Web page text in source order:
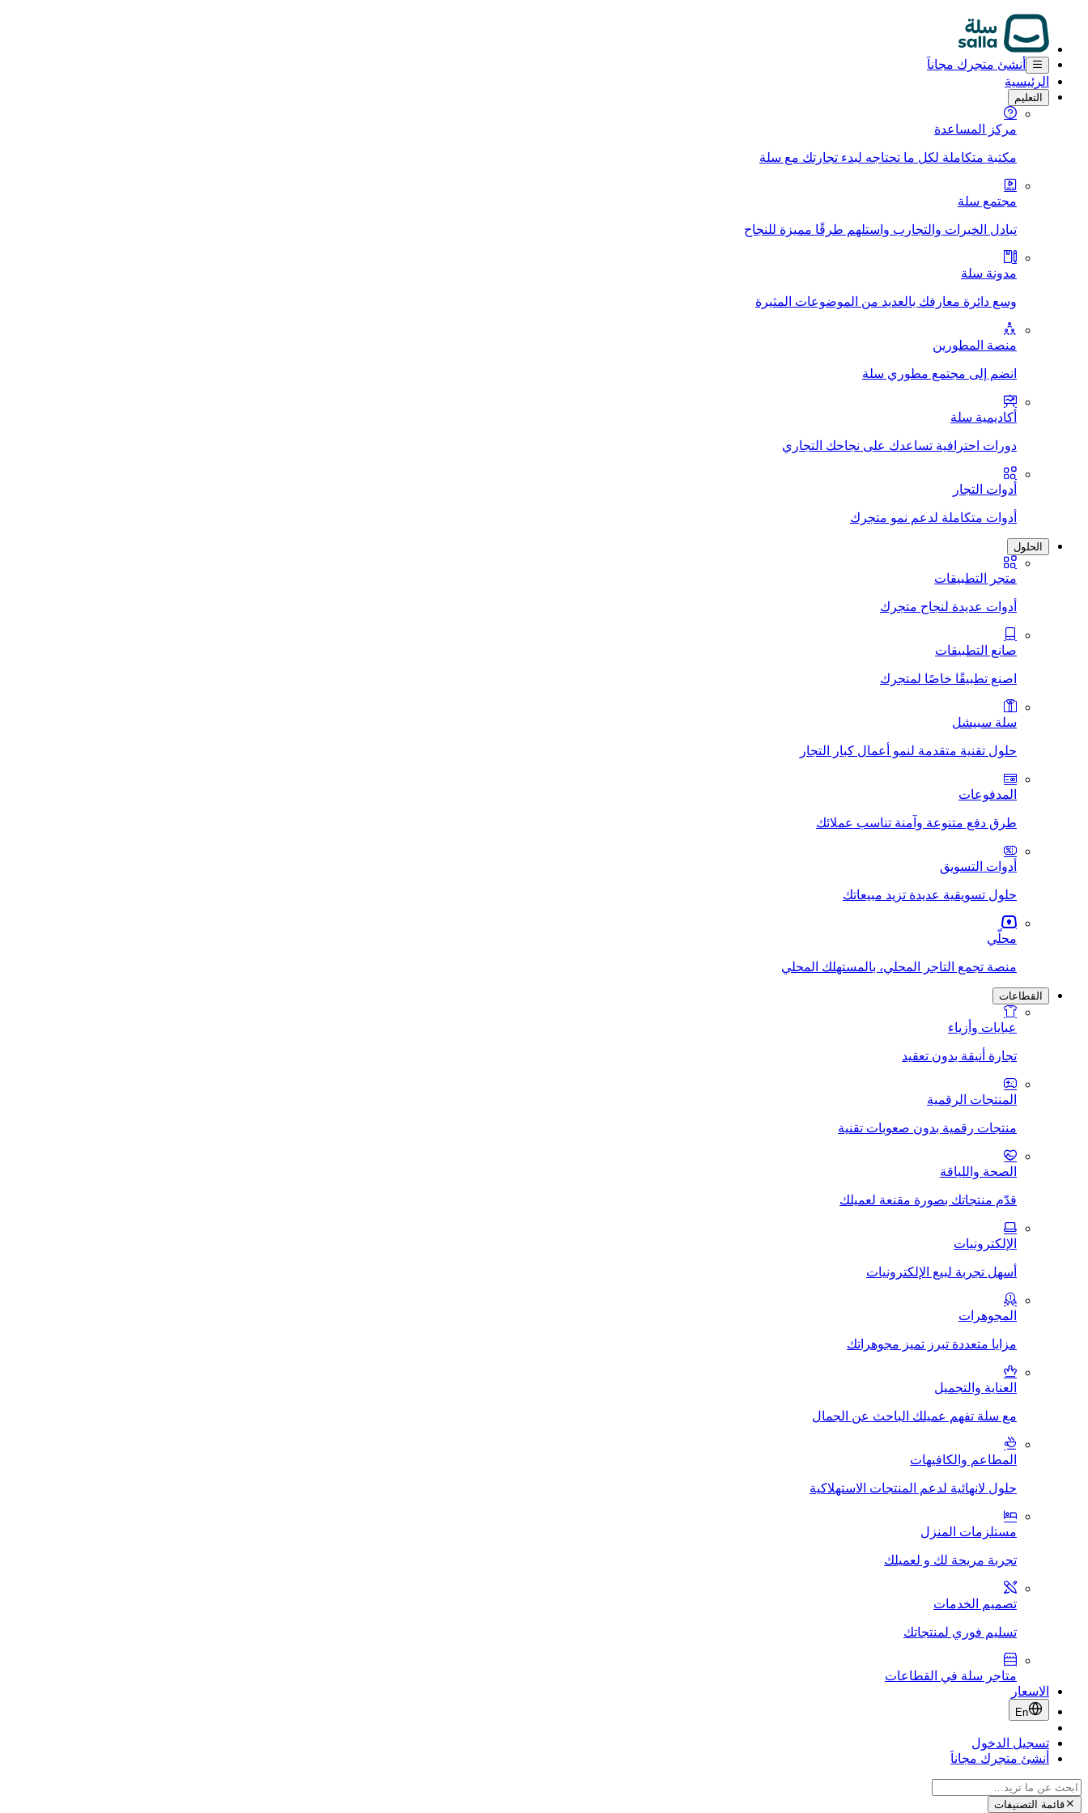
أنشئ متجرك مجاناَ
الرئيسية
التعليم
مركز المساعدة
مكتبة متكاملة لكل ما تحتاجه لبدء تجارتك مع سلة
مجتمع سلة
تبادل الخبرات والتجارب واستلهم طرقًا مميزة للنجاح
مدونة سلة
وسع دائرة معارفك بالعديد من الموضوعات المثيرة
منصة المطورين
انضم إلى مجتمع مطوري سلة
أكاديمية سلة
دورات احترافية تساعدك على نجاحك التجاري
أدوات التجار
أدوات متكاملة لدعم نمو متجرك
الحلول
متجر التطبيقات
أدوات عديدة لنجاح متجرك
صانع التطبيقات
اصنع تطبيقًا خاصًا لمتجرك
سلة سبيشل
حلول تقنية متقدمة لنمو أعمال كبار التجار
المدفوعات
طرق دفع متنوعة وآمنة تناسب عملائك
أدوات التسويق
حلول تسويقية عديدة تزيد مبيعاتك
محلّي
منصة تجمع التاجر المحلي، بالمستهلك المحلي
القطاعات
عبايات وأزياء
تجارة أنيقة بدون تعقيد
المنتجات الرقمية
منتجات رقمية بدون صعوبات تقنية
الصحة واللياقة
قدّم منتجاتك بصورة مقنعة لعميلك
الإلكترونيات
أسهل تجربة لبيع الإلكترونيات
المجوهرات
مزايا متعددة تبرز تميز مجوهراتك
العناية والتجميل
مع سلة تفهم عميلك الباحث عن الجمال
المطاعم والكافيهات
حلول لانهائية لدعم المنتجات الاستهلاكية
مستلزمات المنزل
تجربة مريحة لك و لعميلك
تصميم الخدمات
تسليم فوري لمنتجاتك
متاجر سلة في القطاعات
الاسعار
En
تسجيل الدخول
أنشئ متجرك مجاناَ
قائمة التصنيفات